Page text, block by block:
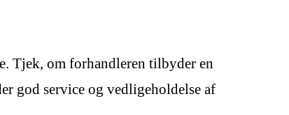
Tjek, om forhandleren tilbyder en
god service og vedligeholdelse af